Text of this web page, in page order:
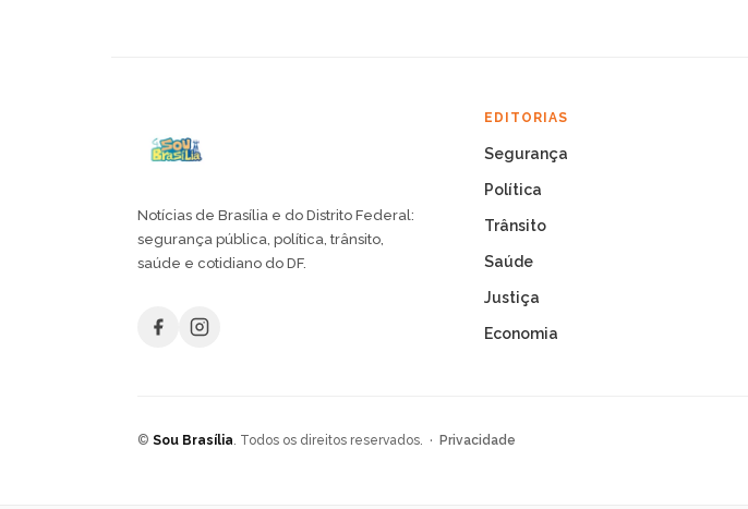
Notícias de Brasília e do Distrito Federal:
segurança pública, política, trânsito,
saúde e cotidiano do DF.
EDITORIAS
Segurança
Política
Trânsito
Saúde
Justiça
Economia
© Sou Brasília . Todos os direitos reservados. · Privacidade